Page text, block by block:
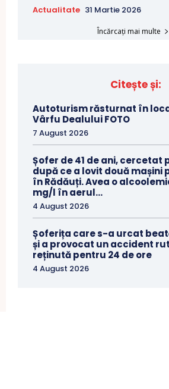
Actualitate 31 Martie 2026
Încărcați mai multe
Citește și:
Autoturism răsturnat în
Vârfu Dealului FOTO
7 August 2026
Șofer de 41 de ani, cercetat
după ce a lovit două mașini
în Rădăuți. Avea o
mg/l în aerul...
4 August 2026
Șoferița care s-a urcat
și a provocat un accident
reținută pentru 24 de ore
4 August 2026